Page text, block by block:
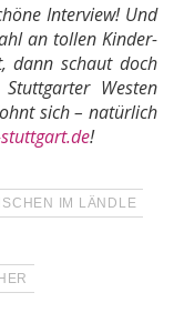
Interview! Und
an tollen Kinder-
dann schaut doch
Westen
sich – natürlich
!
IM LÄNDLE